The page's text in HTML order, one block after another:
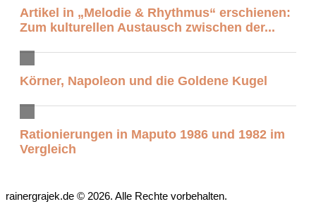
Artikel in „Melodie & Rhythmus“ erschienen:
Zum kulturellen Austausch zwischen der...
Körner, Napoleon und die Goldene Kugel
Rationierungen in Maputo 1986 und 1982 im
Vergleich
rainergrajek.de © 2026. Alle Rechte vorbehalten.